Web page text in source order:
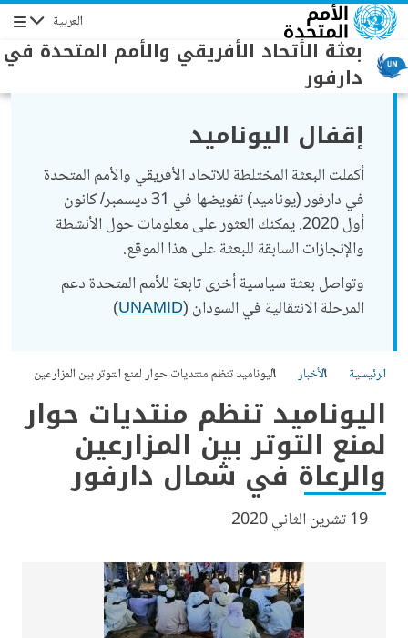
تجاوز إلى المحتوى الرئيسي العربية التنقل
بعثة الأتحاد الأفريقي والأمم المتحدة في
دارفور
إقفال اليوناميد
أكملت البعثة المختلطة للاتحاد الأفريقي والأمم المتحدة
في دارفور (يوناميد) تفويضها في 31 ديسمبر/ كانون
أول 2020. يمكنك العثور على معلومات حول الأنشطة
والإنجازات السابقة للبعثة على هذا الموقع.
وتواصل بعثة سياسية أخرى تابعة للأمم المتحدة دعم
المرحلة الانتقالية في السودان (UNAMID
)
الرئيسية الأخبار
اليوناميد تنظم منتديات حوار لمنع التوتر بين المزارعين
اليوناميد تنظم منتديات حوار
لمنع التوتر بين المزارعين
والرعاة في شمال دارفور
19 تشرين الثاني 2020